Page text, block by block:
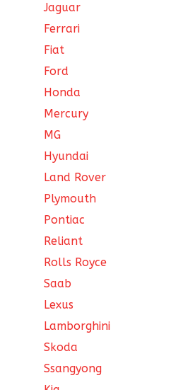
Jaguar
Ferrari
Fiat
Ford
Honda
Mercury
MG
Hyundai
Land Rover
Plymouth
Pontiac
Reliant
Rolls Royce
Saab
Lexus
Lamborghini
Skoda
Ssangyong